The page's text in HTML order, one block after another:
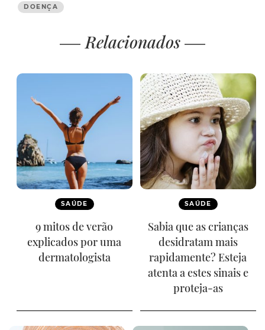
DOENÇA
Relacionados
SAÚDE
9 mitos de verão
explicados por uma
dermatologista
SAÚDE
Sabia que as crianças
desidratam mais
rapidamente? Esteja
atenta a estes sinais e
proteja-as